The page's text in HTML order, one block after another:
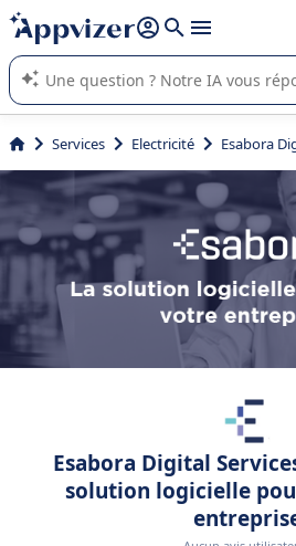
répondre (plusieurs lignes avec
L'IA de Appvizer vous guide dans
logiciel SaaS en entreprise.
Services Electricité Esabora
Esabora Digital
solution logicielle